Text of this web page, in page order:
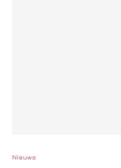
Nieuws